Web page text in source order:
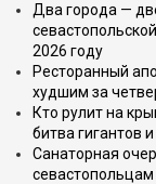
Два города —
2026 году
Ресторанный
худшим за
Кто рулит на
битва гигантов
Санаторная
севастопольцам